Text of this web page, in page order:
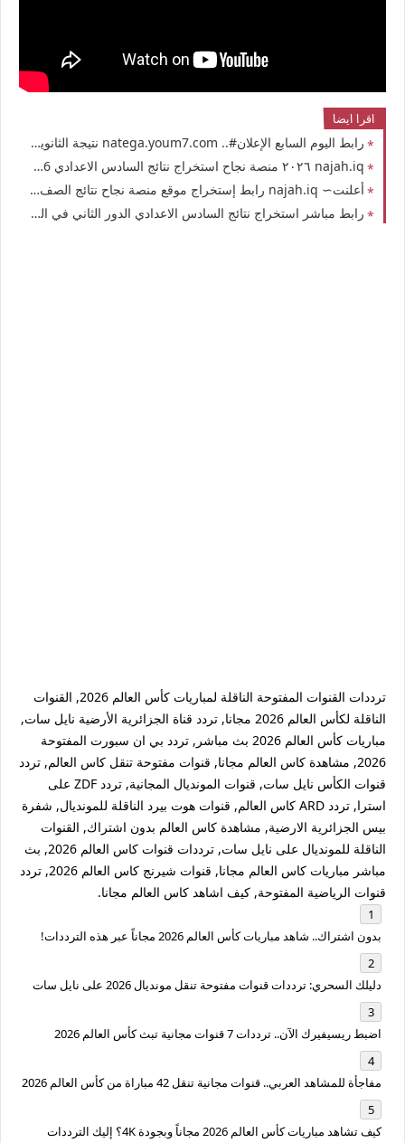
اقرا ايضا
رابط اليوم السابع الإعلان#.. natega.youm7.com نتيجة الثانوية العامة في مصر 2026 برقم الجلوس وبالإسم موقع وزارة التربية والتعليم الصف الثالث الثانوي علمي وأدبي
najah.iq ٢٠٢٦ منصة نجاح استخراج نتائج السادس الاعدادي 2026 في العراق نتائج امتحانات الصف السادس الإعدادي بكافة فروعها في الجمهورية العراقية
أعلنت∼ najah.iq رابط إستخراج موقع منصة نجاح نتائج الصف السادس الاعدادي الدور الثاني 2026 العراق نتائجنا نتائج السادس الاعدادي 2026 العراق الدور الأول حسب الإسم والرقم الامتحاني
رابط مباشر استخراج نتائج السادس الاعدادي الدور الثاني في العراق 2026 بالرقم الامتحاني رابط موقع منصة نجاح نتائج الصف السادس الإعدادي في العراق 2026 بكود الطالب الدور الأول
ترددات القنوات المفتوحة الناقلة لمباريات كأس العالم 2026, القنوات
الناقلة لكأس العالم 2026 مجانا, تردد قناة الجزائرية الأرضية نايل سات,
مباريات كأس العالم 2026 بث مباشر, تردد بي ان سبورت المفتوحة
2026, مشاهدة كاس العالم مجانا, قنوات مفتوحة تنقل كاس العالم, تردد
قنوات الكأس نايل سات, قنوات المونديال المجانية, تردد ZDF على
استرا, تردد ARD كاس العالم, قنوات هوت بيرد الناقلة للمونديال, شفرة
بيس الجزائرية الارضية, مشاهدة كاس العالم بدون اشتراك, القنوات
الناقلة للمونديال على نايل سات, ترددات قنوات كاس العالم 2026, بث
مباشر مباريات كاس العالم مجانا, قنوات شيرنج كاس العالم 2026, تردد
قنوات الرياضية المفتوحة, كيف اشاهد كاس العالم مجانا.
بدون اشتراك.. شاهد مباريات كأس العالم 2026 مجاناً عبر هذه الترددات!
دليلك السحري: ترددات قنوات مفتوحة تنقل مونديال 2026 على نايل سات
اضبط ريسيفيرك الآن.. ترددات 7 قنوات مجانية تبث كأس العالم 2026
مفاجأة للمشاهد العربي.. قنوات مجانية تنقل 42 مباراة من كأس العالم 2026
كيف تشاهد مباريات كأس العالم 2026 مجاناً وبجودة 4K؟ إليك الترددات